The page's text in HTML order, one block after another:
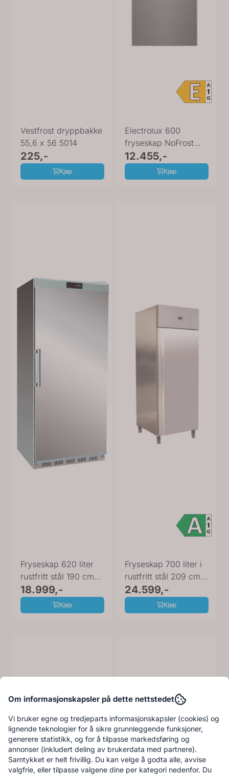
Vestfrost dryppbakke
55,6 x 56 5014
225,-
Kjøp
Electrolux 600
fryseskap NoFrost
stål 186
cm EUT6NE28X
12.455,-
Kjøp
Fryseskap 620 liter
rustfritt stål 190 cm
90013022
18.999,-
Kjøp
Fryseskap 700 liter i
rustfritt stål 209 cm
90001361
24.599,-
Kjøp
Om informasjonskapsler på dette nettstedet
Vi bruker egne og tredjeparts informasjonskapsler (cookies) og
lignende teknologier for å sikre grunnleggende funksjoner,
generere statistikk, og for å tilpasse markedsføring og
annonser (inkludert deling av brukerdata med partnere).
Samtykket er helt frivillig. Du kan velge å godta alle, avvise
valgfrie, eller tilpasse valgene dine per kategori nedenfor. Du